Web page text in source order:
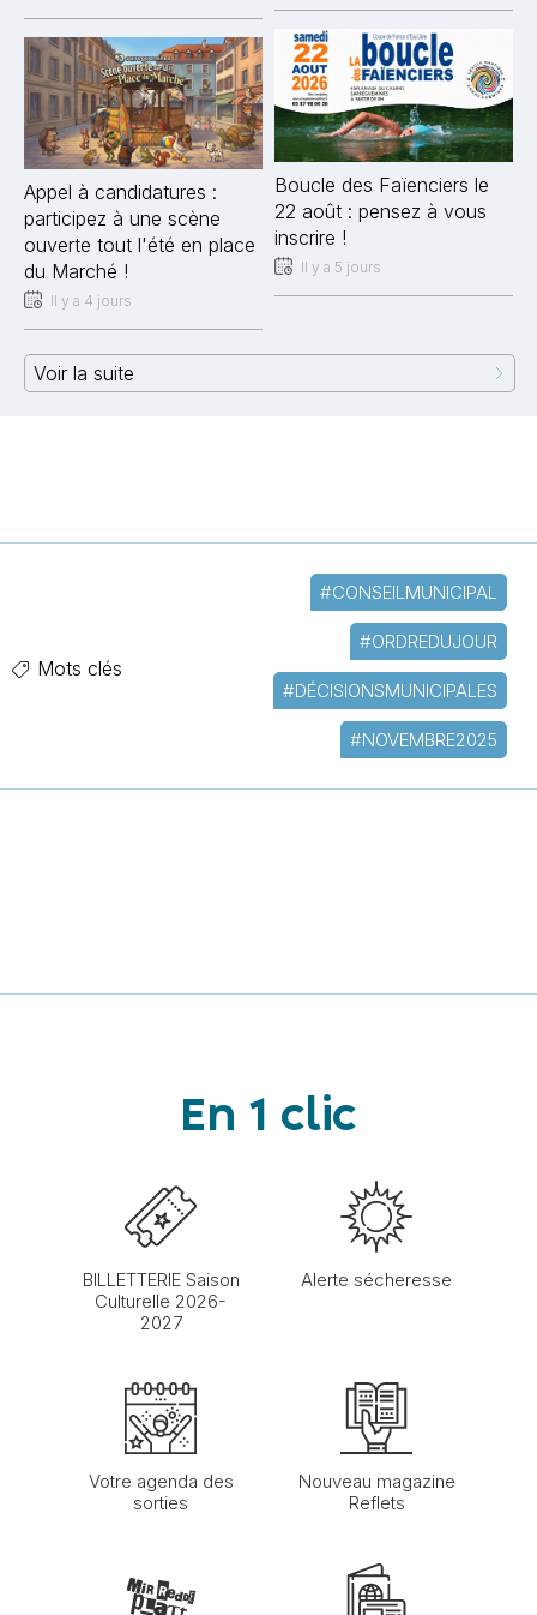
Appel à candidatures :
participez à une scène
ouverte tout l'été en place
du Marché !
Il y a 4 jours
Boucle des Faïenciers le
22 août : pensez à vous
inscrire !
Il y a 5 jours
Voir la suite
Mots clés
#CONSEILMUNICIPAL
#ORDREDUJOUR
#DÉCISIONSMUNICIPALES
#NOVEMBRE2025
En 1 clic
BILLETTERIE Saison
Culturelle 2026-
2027
Alerte sécheresse
Votre agenda des
sorties
Nouveau magazine
Reflets